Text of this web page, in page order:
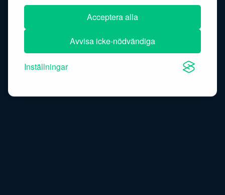
Acceptera alla
Avvisa icke-nödvändiga
Inställningar